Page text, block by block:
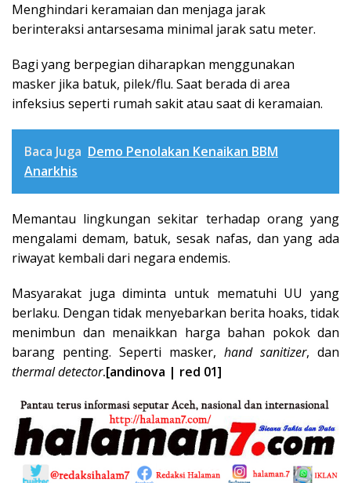
Menghindari keramaian dan menjaga jarak
berinteraksi antarsesama minimal jarak satu meter.
Bagi yang berpegian diharapkan menggunakan
masker jika batuk, pilek/flu. Saat berada di area
infeksius seperti rumah sakit atau saat di keramaian.
Baca Juga Demo Penolakan Kenaikan BBM
Anarkhis
Memantau lingkungan sekitar terhadap orang yang
mengalami demam, batuk, sesak nafas, dan yang ada
riwayat kembali dari negara endemis.
Masyarakat juga diminta untuk mematuhi UU yang
berlaku. Dengan tidak menyebarkan berita hoaks, tidak
menimbun dan menaikkan harga bahan pokok dan
barang penting. Seperti masker, hand sanitizer, dan
thermal detector.[andinova | red 01]